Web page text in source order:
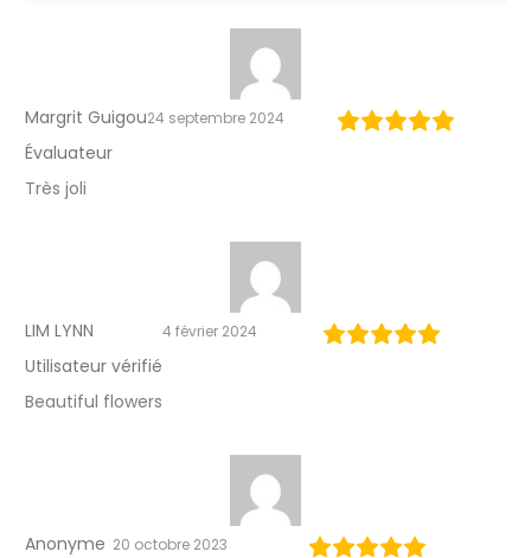
l
e
é
Margrit Guigou
Évaluateur
24 septembre 2024
Très joli
LIM LYNN
Utilisateur vérifié
4 février 2024
Beautiful flowers
Anonyme 20 octobre 2023